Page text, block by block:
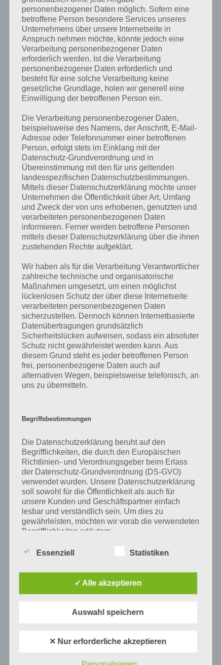
entsprechenden Antworten findest!
Weitere Lösungen zu 94%
gesucht? Schaue inunsere
Komplettlösung zur App! Dort
kannst du mit der Suche
schnell die Antworten und
Lösungen der über 300 Level
finden!
Du findest Lösungen auch ohne unsere Hilfe, indem du in der App
Münzen einsetzt. Da diese jedoch begrenzt sind, hast du hier stets
die Möglichkeit alle Antworten zu finden!
Die obige Lösung stimmt leider nicht mehr?
Wenn die Lösung, die wir dir oben Das ist nützlich für ältere
Menschen vorgestellt haben, nicht mehr aktuell sein sollte oder ein
Lösungen einfach in den Kommentaren mit. Nur so können wir stets
die aktuellen Antworten auf die zahlreichen Fragen und Sachverhalte
in der App geben. Da die Entwickler die Lösungen immer mal wieder
verändern.
Darum geht es bei 94%
Was ist 94%? In der App 94% musst du auf Basis eines Bildes oder
einer Aussage die Antworten herausfinden, die von anderen Spielern
am häufigsten genannt worden sind. Nur so kannst du das nächste
Level freischalten. Zusammenaddiert ergeben alle Antworten 94
erfolgreichsten Spiele Apps in diesem Genre im Google Play Store
Auf WhatsApp teilen Teilen auf Facebook
Tweet auf Twitter
Mehr Artikel hier auf Touchportal
personenbezogener Daten möglich. Sofern eine
betroffene Person besondere Services unseres
Unternehmens über unsere Internetseite in
Anspruch nehmen möchte, könnte jedoch eine
Verarbeitung personenbezogener Daten
erforderlich werden. Ist die Verarbeitung
personenbezogener Daten erforderlich und
besteht für eine solche Verarbeitung keine
gesetzliche Grundlage, holen wir generell eine
Einwilligung der betroffenen Person ein.
Die Verarbeitung personenbezogener Daten,
beispielsweise des Namens, der Anschrift, E-Mail-
Adresse oder Telefonnummer einer betroffenen
Person, erfolgt stets im Einklang mit der
Datenschutz-Grundverordnung und in
Übereinstimmung mit den für uns geltenden
landesspezifischen Datenschutzbestimmungen.
Mittels dieser Datenschutzerklärung möchte unser
Unternehmen die Öffentlichkeit über Art, Umfang
und Zweck der von uns erhobenen, genutzten und
verarbeiteten personenbezogenen Daten
informieren. Ferner werden betroffene Personen
mittels dieser Datenschutzerklärung über die ihnen
zustehenden Rechte aufgeklärt.
Wir haben als für die Verarbeitung Verantwortlicher
zahlreiche technische und organisatorische
Maßnahmen umgesetzt, um einen möglichst
lückenlosen Schutz der über diese Internetseite
verarbeiteten personenbezogenen Daten
sicherzustellen. Dennoch können Internetbasierte
Datenübertragungen grundsätzlich
Sicherheitslücken aufweisen, sodass ein absoluter
Schutz nicht gewährleistet werden kann. Aus
diesem Grund steht es jeder betroffenen Person
frei, personenbezogene Daten auch auf
alternativen Wegen, beispielsweise telefonisch, an
uns zu übermitteln.
Begriffsbestimmungen
Die Datenschutzerklärung beruht auf den
Begrifflichkeiten, die durch den Europäischen
Richtlinien- und Verordnungsgeber beim Erlass
der Datenschutz-Grundverordnung (DS-GVO)
verwendet wurden. Unsere Datenschutzerklärung
soll sowohl für die Öffentlichkeit als auch für
unsere Kunden und Geschäftspartner einfach
lesbar und verständlich sein. Um dies zu
gewährleisten, möchten wir vorab die verwendeten
Begrifflichkeiten erläutern.
Wir verwenden in dieser Datenschutzerklärung
a) personenbezogene Daten
Personenbezogene Daten sind alle
oder identifizierbare natürliche Person (im
Als identifizierbar wird eine natürliche
Essenziell Statistiken
✓ Alle akzeptieren
Auswahl speichern
✕ Nur erforderliche akzeptieren